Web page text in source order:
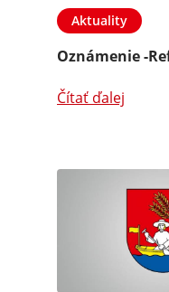
Aktuality
Oznámenie -
Čítať ďalej